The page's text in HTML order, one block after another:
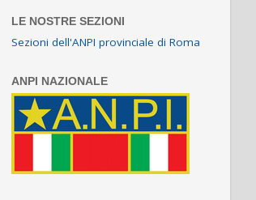
LE NOSTRE SEZIONI
Sezioni dell'ANPI provinciale di Roma
ANPI NAZIONALE